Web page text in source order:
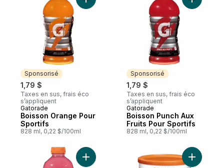
Sponsorisé
1,79 $
Taxes en sus, frais éco
s’appliquent
Sponsorisé
Gatorade
Boisson Orange Pour
Sportifs
828 ml, 0,22 $/100ml
Ajouter Boisson Orange Pour Sportifs au
Sponsorisé
1,79 $
Taxes en sus, frais éco
s’appliquent
Sponsorisé
Gatorade
Boisson Punch Aux
Fruits Pour Sportifs
828 ml, 0,22 $/100ml
Ajouter
Ajouter Boisson Zéro Fruit Sauvage Pour
Ajouter